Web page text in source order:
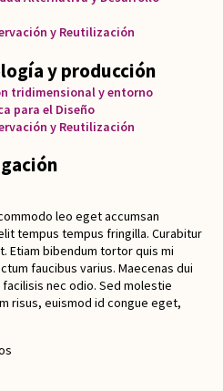
y Reutilización
y producción
tridimensional y entorno
para el Diseño
y Reutilización
leo eget accumsan
tempus tempus fringilla. Curabitur
Etiam bibendum tortor quis mi
faucibus varius. Maecenas dui
nec odio. Sed molestie
risus, euismod id congue eget,